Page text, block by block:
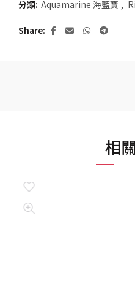
分類: Aquamarine 海藍寶 ,
Share
相